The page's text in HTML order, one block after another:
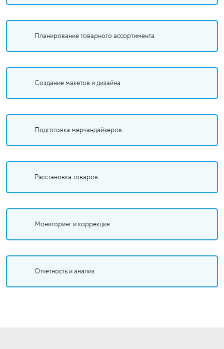
Планирование товарного ассортимента
Создание макетов и дизайна
Подготовка мерчандайзеров
Расстановка товаров
Мониторинг и коррекция
Отчетность и анализ